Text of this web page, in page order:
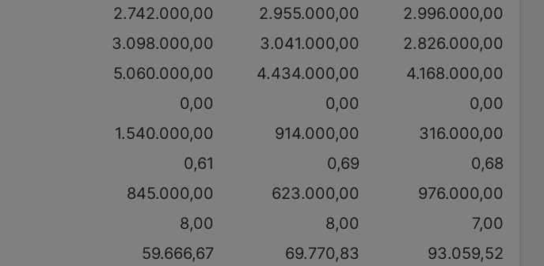
2.742.000,00 2.955.000,00
2.996.000,00
3.098.000,00 3.041.000,00
2.826.000,00
5.060.000,00 4.434.000,00
4.168.000,00
0,00 0,00
0,00
1.540.000,00 914.000,00
316.000,00
0,61 0,69
0,68
845.000,00 623.000,00
976.000,00
8,00 8,00
7,00
59.666,67 69.770,83 93.059,52